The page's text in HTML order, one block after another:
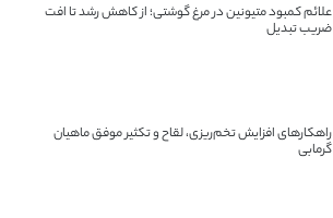
علائم کمبود متیونین در مرغ گوشتی؛ از کاهش رشد تا افت
ضریب تبدیل
راهکارهای افزایش تخم‌ریزی، لقاح و تکثیر موفق ماهیان
گرمابی